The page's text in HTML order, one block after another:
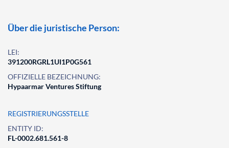
Über die juristische Person:
LEI:
391200RGRL1UI1P0G561
OFFIZIELLE BEZEICHNUNG:
Hypaarmar Ventures Stiftung
REGISTRIERUNGSSTELLE
ENTITY ID:
FL-0002.681.561-8